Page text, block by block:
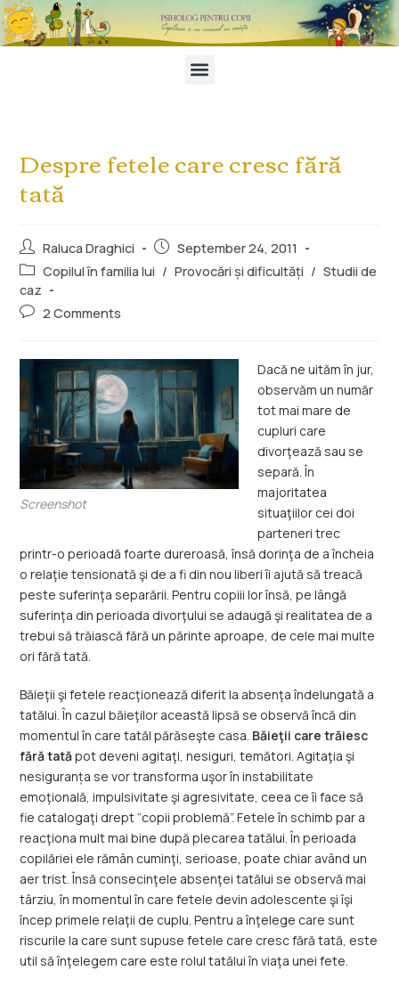
Despre fetele care cresc fără
tată
Raluca Draghici
September 24, 2011
Copilul în familia lui / Provocări și dificultăți / Studii de
caz
2 Comments
Screenshot
Dacă ne uităm în jur,
observăm un număr
tot mai mare de
cupluri care
divorţează sau se
separă. În
majoritatea
situaţiilor cei doi
parteneri trec
printr-o perioadă foarte dureroasă, însă dorinţa de a încheia
o relaţie tensionată şi de a fi din nou liberi îi ajută să treacă
peste suferinţa separării. Pentru copiii lor însă, pe lângă
suferinţa din perioada divorţului se adaugă şi realitatea de a
trebui să trăiască fără un părinte aproape, de cele mai multe
ori fără tată.
Băieţii şi fetele reacţionează diferit la absenţa îndelungată a
tatălui. În cazul băieţilor această lipsă se observă încă din
momentul în care tatăl părăseşte casa. Băieţii care trăiesc
fără tatăpot deveni agitaţi, nesiguri, temători. Agitaţia şi
nesiguranța se vor transforma uşor în instabilitate
emoţională, impulsivitate şi agresivitate, ceea ce îi face să
fie catalogaţi drept “copii problemă”. Fetele în schimb par a
reacţiona mult mai bine după plecarea tatălui. În perioada
copilăriei ele rămân cuminţi, serioase, poate chiar având un
aer trist. Însă consecinţele absenţei tatălui se observă mai
târziu, în momentul în care fetele devin adolescente şi îşi
încep primele relaţii de cuplu. Pentru a înţelege care sunt
riscurile la care sunt supuse fetele care cresc fără tată, este
util să înţelegem care este rolul tatălui în viaţa unei fete.